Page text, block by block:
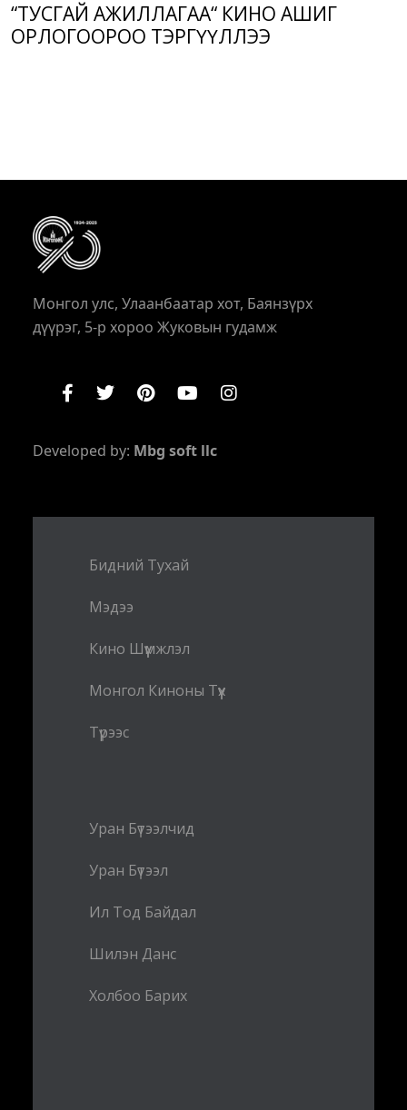
“ТУСГАЙ АЖИЛЛАГАА“ КИНО АШИГ
ОРЛОГООРОО ТЭРГҮҮЛЛЭЭ
Монгол улс, Улаанбаатар хот, Баянзүрх
дүүрэг, 5-р хороо Жуковын гудамж
Developed by: Mbg soft llc
Бидний Тухай
Мэдээ
Кино Шүүмжлэл
Монгол Киноны Түүх
Түрээс
Уран Бүтээлчид
Уран Бүтээл
Ил Тод Байдал
Шилэн Данс
Холбоо Барих